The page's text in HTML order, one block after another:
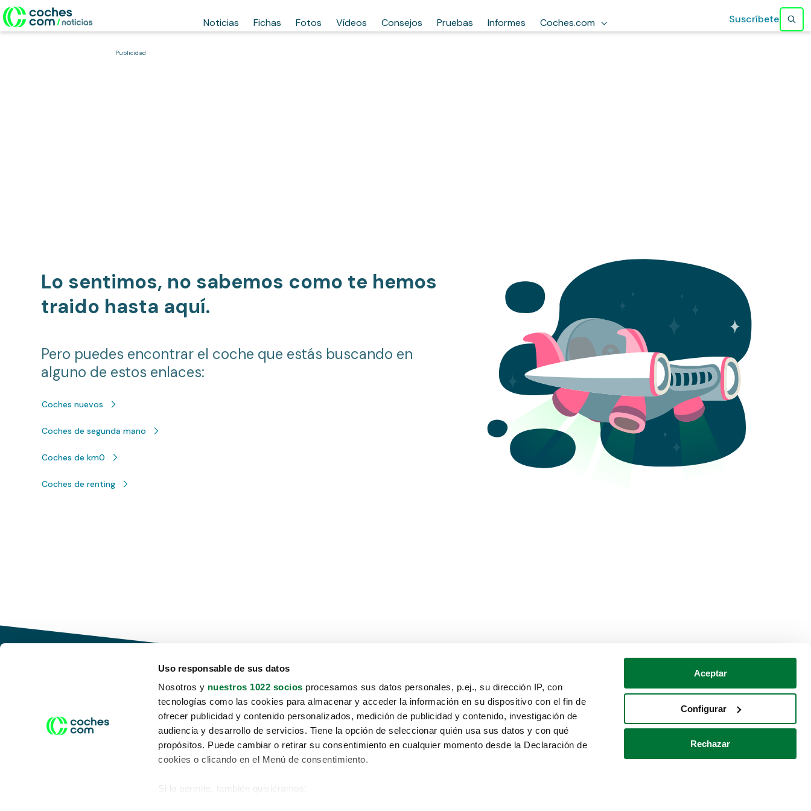
Uso responsable de sus datos
Nosotros y nuestros 1022 socios procesamos sus datos personales, p.ej., su dirección IP, con
tecnologías como las cookies para almacenar y acceder la información en su dispositivo con el fin de
ofrecer publicidad y contenido personalizados, medición de publicidad y contenido, investigación de
audiencia y desarrollo de servicios. Tiene la opción de seleccionar quién usa sus datos y con qué
propósitos. Puede cambiar o retirar su consentimiento en cualquier momento desde la Declaración de
cookies o clicando en el Menú de consentimiento.
Si lo permite, también quisiéramos:
Aceptar
Configurar
Rechazar
Noticias Fichas Fotos Vídeos Consejos Pruebas Informes Coches.com Suscríbete
Publicidad
Lo sentimos, no sabemos como te hemos
traido hasta aquí.
Pero puedes encontrar el coche que estás buscando en
alguno de estos enlaces:
Coches nuevos
Coches de segunda mano
Coches de km0
Coches de renting
Conduce tu futuro,
desata tu movilidad